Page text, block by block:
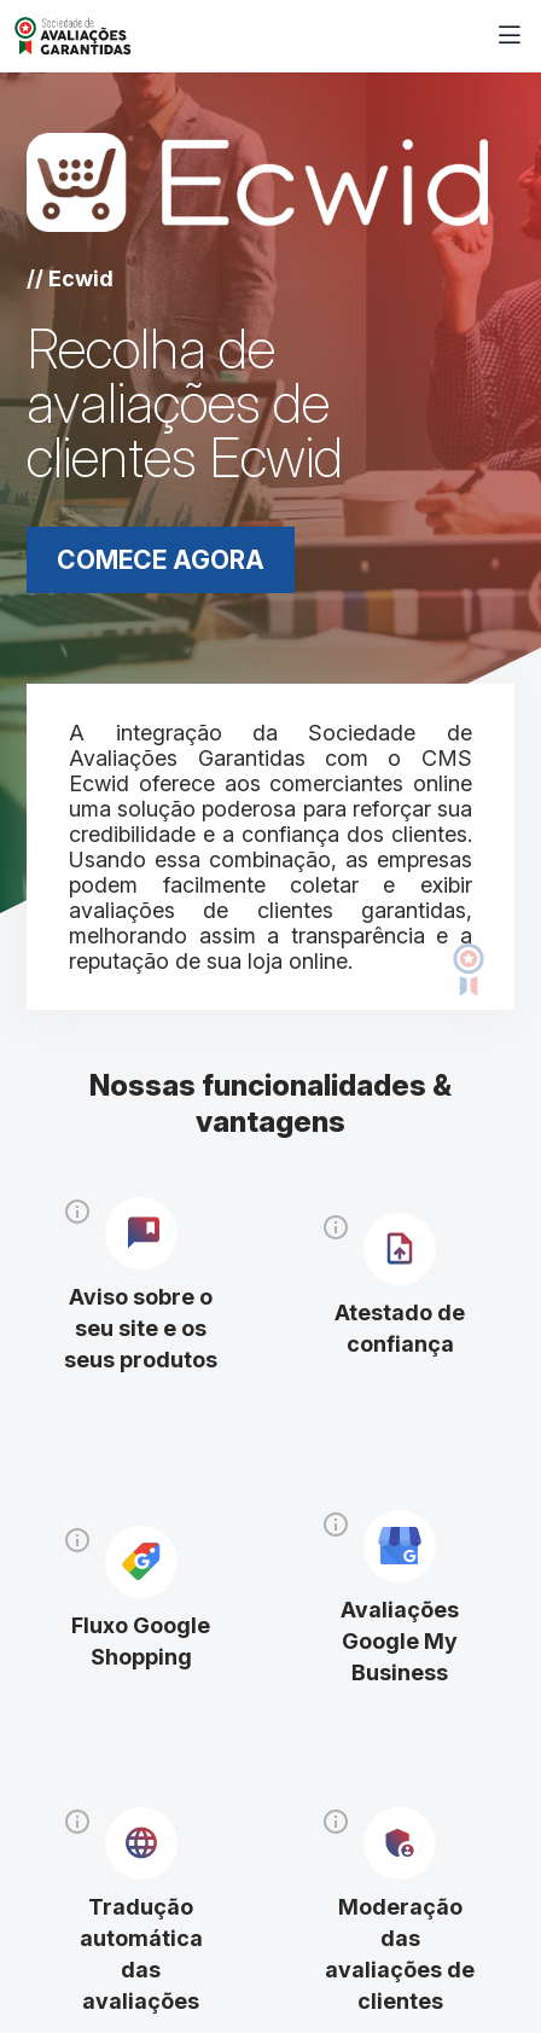
// Ecwid
Recolha de
avaliações de
clientes Ecwid
COMECE AGORA
A integração da Sociedade de
Avaliações Garantidas com o CMS
Ecwid oferece aos comerciantes online
uma solução poderosa para reforçar sua
credibilidade e a confiança dos clientes.
Usando essa combinação, as empresas
podem facilmente coletar e exibir
avaliações de clientes garantidas,
melhorando assim a transparência e a
reputação de sua loja online.
Nossas funcionalidades &
vantagens
Aviso sobre o
seu site e os
seus produtos
Atestado de
confiança
Fluxo Google
Shopping
Avaliações
Google My
Business
Tradução
automática
das
avaliações
Moderação
das
avaliações de
clientes